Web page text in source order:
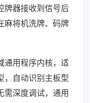
牌器接收到信号后
麻将机洗牌、码牌
通用程序内核，适
，自动识别主板型
需深度调试，通用